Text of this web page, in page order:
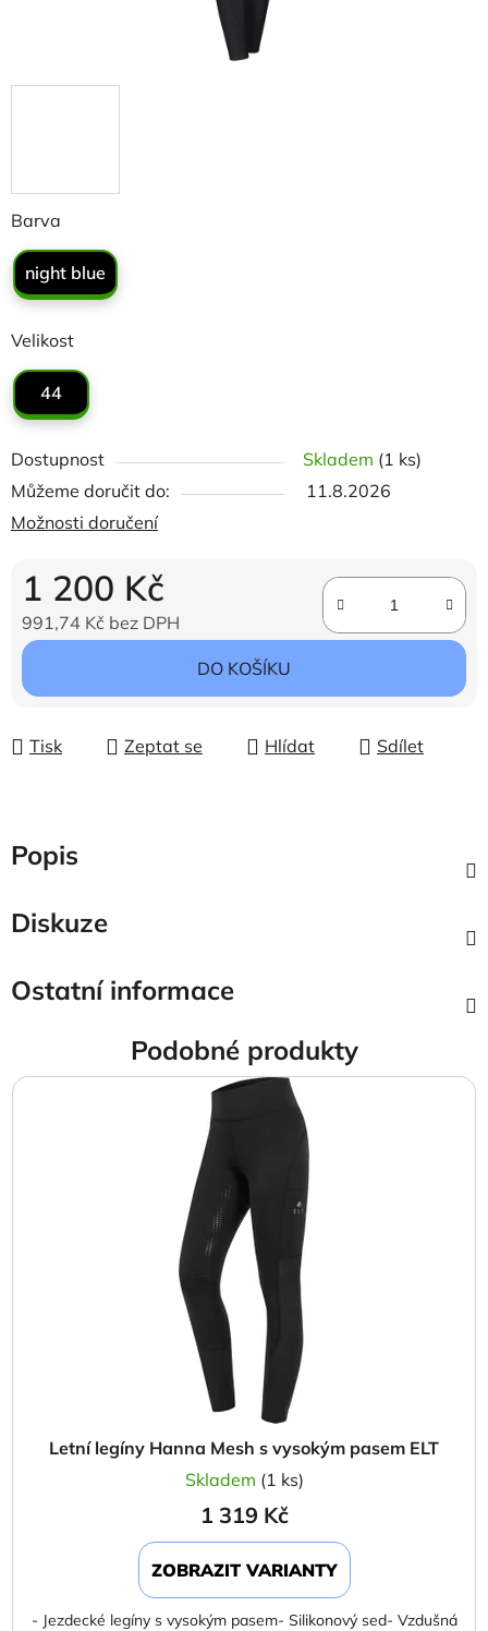
Barva
night blue
Velikost
44
Dostupnost Skladem (1 ks)
Můžeme doručit do:
11.8.2026
Možnosti doručení
1 200 Kč
991,74 Kč bez DPH
Měrná cena:
DO KOŠÍKU
Tisk Zeptat se Hlídat Sdílet
Popis
Diskuze
Ostatní informace
Podobné produkty
Letní legíny Hanna Mesh s vysokým pasem ELT
Skladem (1 ks)
1 319 Kč
ZOBRAZIT VARIANTY
- Jezdecké legíny s vysokým pasem- Silikonový sed- Vzdušná